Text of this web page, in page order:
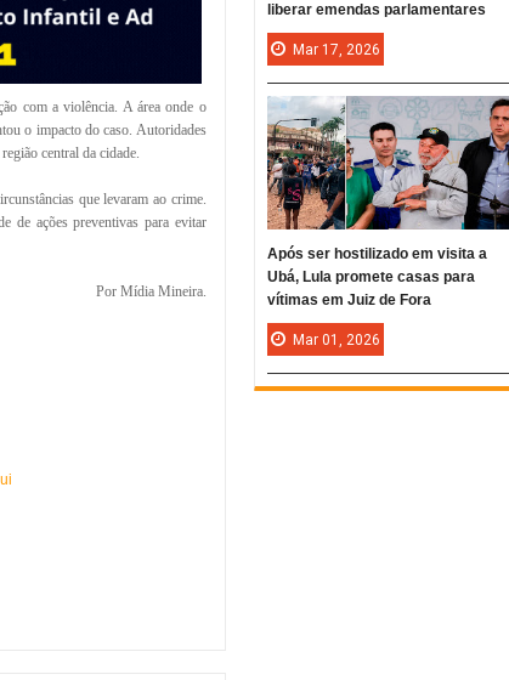
com a violência. A área onde o
o impacto do caso. Autoridades
central da cidade.
que levaram ao crime.
de ações preventivas para evitar
Por Mídia Mineira.
liberar emendas parlamentares
Mar 17, 2026
Após ser hostilizado em visita a
Ubá, Lula promete casas para
vítimas em Juiz de Fora
Mar 01, 2026